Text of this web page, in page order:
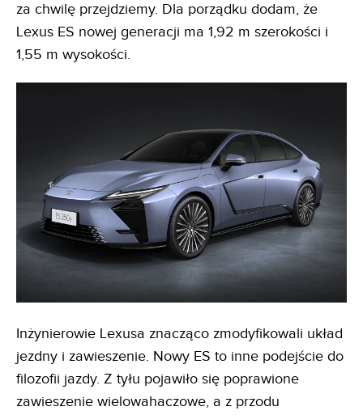
za chwilę przejdziemy. Dla porządku dodam, że
Lexus ES nowej generacji ma 1,92 m szerokości i
1,55 m wysokości.
Inżynierowie Lexusa znacząco zmodyfikowali układ
jezdny i zawieszenie. Nowy ES to inne podejście do
filozofii jazdy. Z tyłu pojawiło się poprawione
zawieszenie wielowahaczowe, a z przodu